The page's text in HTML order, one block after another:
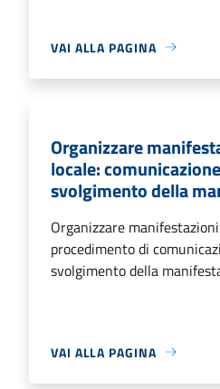
VAI ALLA PAGINA
Organizzare
locale:
svolgimento della
Organizzare
procedimento di
svolgimento della
VAI ALLA PAGINA